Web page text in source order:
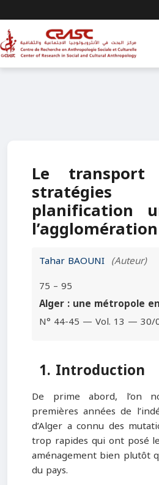
Le
planification
Tahar BAOUNI (Auteur)
75 – 95
Alger : une métropole
N° 44-45 — Vol. 13 — 30/
1. Introduction
De prime abord, l’on
premières années de
d’Alger a connu des
trop rapides qui ont posé
aménagement bien plutôt
du pays.